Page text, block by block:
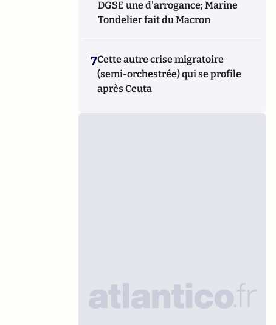
DGSE une d'arrogance; Marine
Tondelier fait du Macron
7Cette autre crise migratoire
(semi-orchestrée) qui se profile
après Ceuta